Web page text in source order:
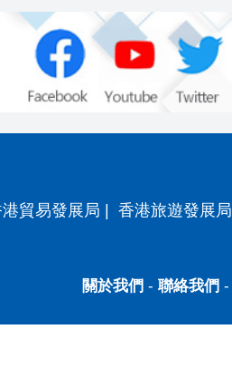
貿易發展局 | 香港旅遊發展局
關於我們 - 聯絡我們 -